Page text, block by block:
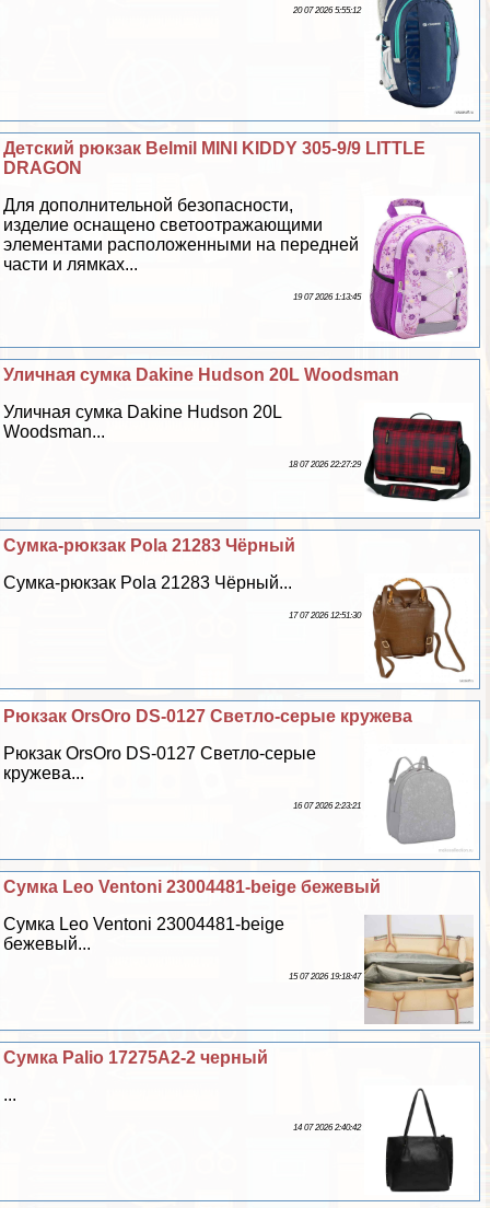
20 07 2026 5:55:12
Детский рюкзак Belmil MINI KIDDY 305-9/9 LITTLE
DRAGON
Для дополнительной безопасности,
изделие оснащено светоотражающими
элементами расположенными на передней
части и лямках...
19 07 2026 1:13:45
Уличная сумка Dakine Hudson 20L Woodsman
Уличная сумка Dakine Hudson 20L
Woodsman...
18 07 2026 22:27:29
Сумка-рюкзак Pola 21283 Чёрный
Сумка-рюкзак Pola 21283 Чёрный...
17 07 2026 12:51:30
Рюкзак OrsOro DS-0127 Светло-серые кружева
Рюкзак OrsOro DS-0127 Светло-серые
кружева...
16 07 2026 2:23:21
Сумка Leo Ventoni 23004481-beige бежевый
Сумка Leo Ventoni 23004481-beige
бежевый...
15 07 2026 19:18:47
Сумка Palio 17275A2-2 черный
...
14 07 2026 2:40:42